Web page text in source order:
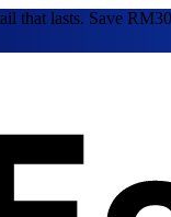
that lasts. Save